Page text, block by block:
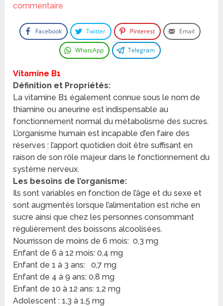
commentaire
Facebook Twitter Pinterest Email
WhatsApp Telegram
Vitamine B1
Définition et Propriétés:
La vitamine B1 également connue sous le nom de
thiamine ou aneurine est indispensable au
fonctionnement normal du métabolisme des sucres.
L’organisme humain est incapable d’en faire des
réserves : l’apport quotidien doit être suffisant en
raison de son rôle majeur dans le fonctionnement du
système nerveux.
Les besoins de l’organisme:
Ils sont variables en fonction de l’âge et du sexe et
sont augmentés lorsque l’alimentation est riche en
sucre ainsi que chez les personnes consommant
régulièrement des boissons alcoolisées.
Nourrisson de moins de 6 mois: 0,3 mg
Enfant de 6 à 12 mois: 0,4 mg
Enfant de 1 à 3 ans: 0,7 mg
Enfant de 4 à 9 ans: 0,8 mg
Enfant de 10 à 12 ans: 1,2 mg
Adolescent : 1,3 à 1,5 mg